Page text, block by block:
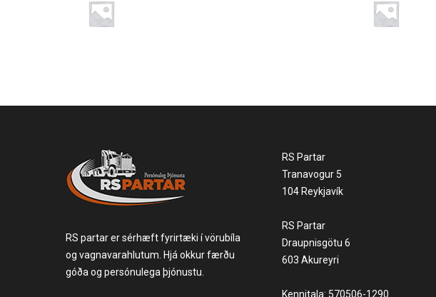
RS partar er sérhæft fyrirtæki í vörubíla
og vagnavarahlutum. Hjá okkur færðu
góða og persónulega þjónustu.
RS Partar
Tranavogur 5
104 Reykjavík
RS Partar
Draupnisgötu 6
603 Akureyri
Kennitala: 570506-1290